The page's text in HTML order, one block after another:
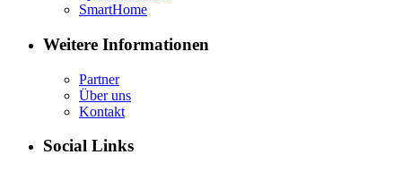
SmartHome
Weitere Informationen
Partner
Über uns
Kontakt
Social Links